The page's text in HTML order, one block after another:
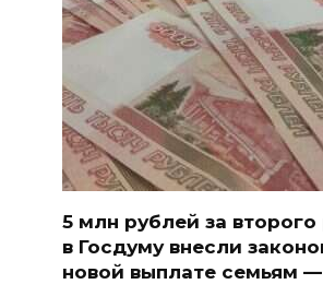
5 млн рублей за второго
в Госдуму внесли
новой выплате семьям